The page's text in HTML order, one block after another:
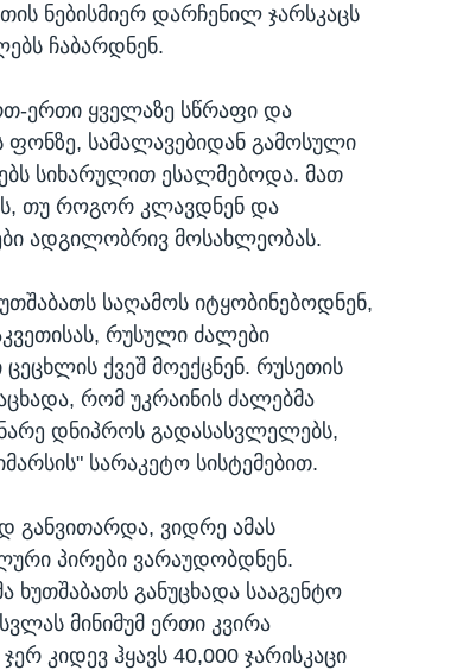
ნებისმიერ დარჩენილ ჯარსკაცს
ჩაბარდნენ.
ერთი ყველაზე სწრაფი და
ფონზე, სამალავებიდან გამოსული
სიხარულით ესალმებოდა. მათ
თუ როგორ კლავდნენ და
ადგილობრივ მოსახლეობას.
საღამოს იტყობინებოდნენ,
რუსული ძალები
ქვეშ მოექცნენ. რუსეთის
რომ უკრაინის ძალებმა
დნიპროს გადასასვლელებს,
სარაკეტო სისტემებით.
განვითარდა, ვიდრე ამას
პირები ვარაუდობდნენ.
ხუთშაბათს განუცხადა სააგენტო
მინიმუმ ერთი კვირა
კიდევ ჰყავს 40,000 ჯარისკაცი